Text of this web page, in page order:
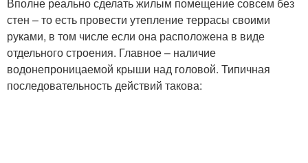
стен – то есть провести утепление террасы своими
руками, в том числе если она расположена в виде
отдельного строения. Главное – наличие
водонепроницаемой крыши над головой. Типичная
последовательность действий такова: